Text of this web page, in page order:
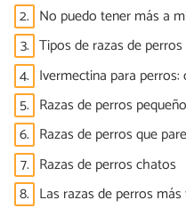
2. No puedo tener más a
3. Tipos de razas de
4. Ivermectina para perros:
5. Razas de perros
6. Razas de perros que
7. Razas de perros chatos
8. Las razas de perros